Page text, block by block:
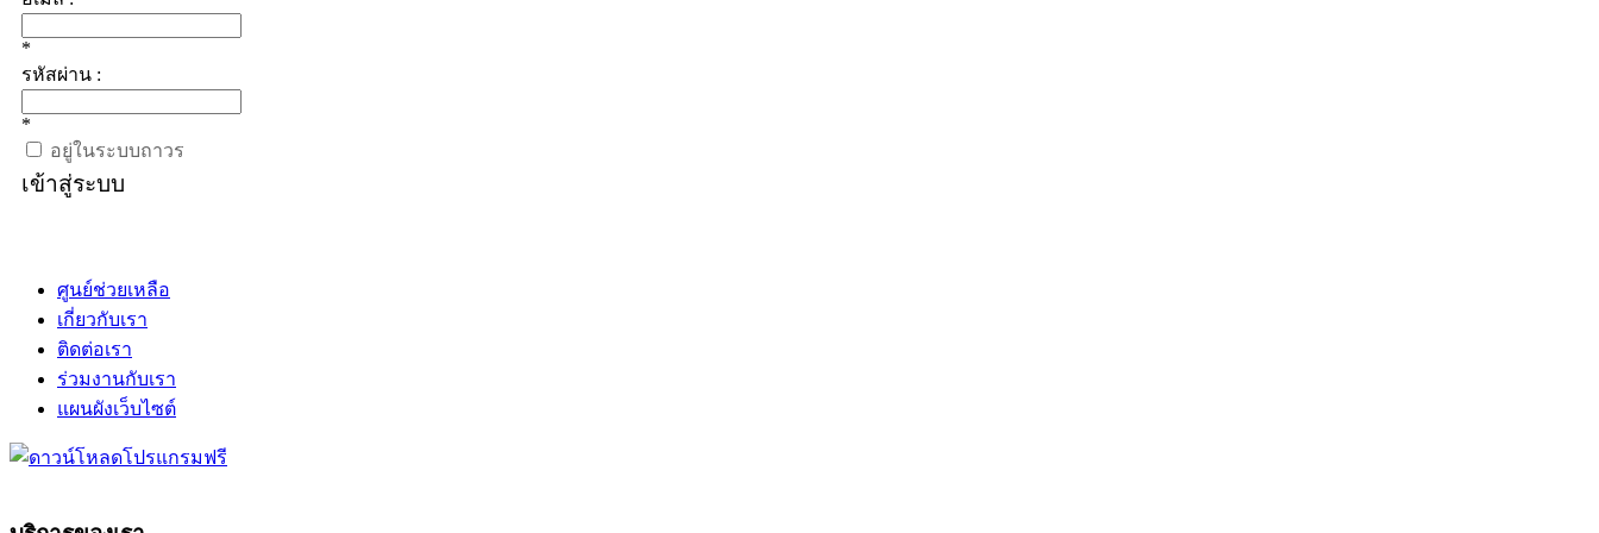
*
รหัสผ่าน :
*
อยู่ในระบบถาวร
เข้าสู่ระบบ
ศูนย์ช่วยเหลือ
เกี่ยวกับเรา
ติดต่อเรา
ร่วมงานกับเรา
แผนผังเว็บไซต์